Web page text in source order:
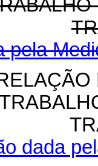
pela
dada